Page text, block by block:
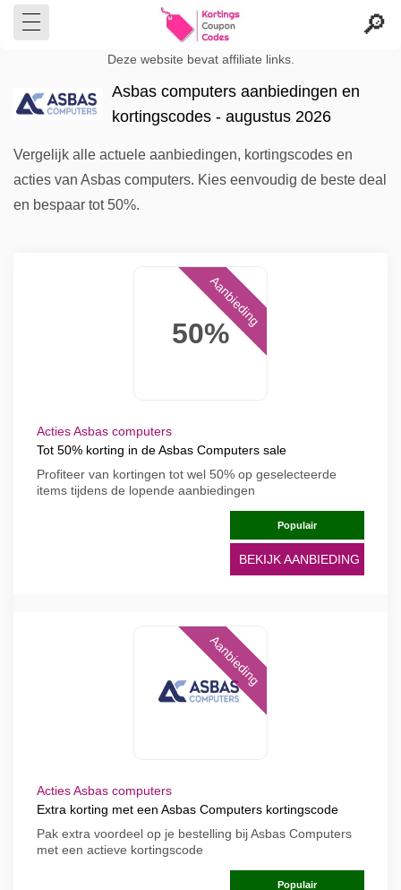
Deze website bevat affiliate links.
Asbas computers aanbiedingen en
kortingscodes - augustus 2026
Vergelijk alle actuele aanbiedingen, kortingscodes en
acties van Asbas computers. Kies eenvoudig de beste deal
en bespaar tot 50%.
50%
Aanbieding
Acties Asbas computers
Tot 50% korting in de Asbas Computers sale
Profiteer van kortingen tot wel 50% op geselecteerde
items tijdens de lopende aanbiedingen
Populair
BEKIJK AANBIEDING
Aanbieding
Acties Asbas computers
Extra korting met een Asbas Computers kortingscode
Pak extra voordeel op je bestelling bij Asbas Computers
met een actieve kortingscode
Populair